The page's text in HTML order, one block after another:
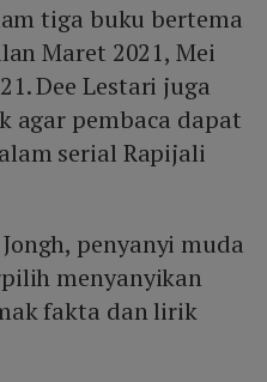
tiga buku bertema
Maret 2021, Mei
Dee Lestari juga
agar pembaca dapat
serial Rapijali
penyanyi muda
menyanyikan
fakta dan lirik